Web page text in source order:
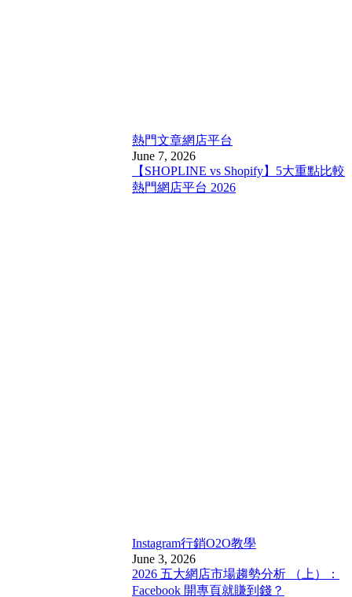
熱門文章網店平台
June 7, 2026
【SHOPLINE vs Shopify】5大重點比較
熱門網店平台 2026
Instagram行銷O2O教學
June 3, 2026
2026 五大網店市場趨勢分析 （上）：
Facebook 開專頁就賺到錢？